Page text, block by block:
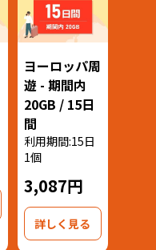
ヨーロッパ周
遊 - 期間内
20GB / 15日
間
利用期間:15日
1個
3,087円
詳しく見る